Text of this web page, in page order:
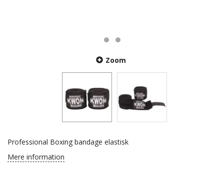
Zoom
Professional Boxing bandage elastisk
Mere information